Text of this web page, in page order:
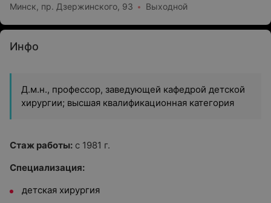
Минск, пр. Дзержинского, 93 Выходной
Инфо
Д.м.н., профессор, заведующей кафедрой детской
хирургии; высшая квалификационная категория
Стаж работы: с 1981 г.
Специализация:
детская хирургия